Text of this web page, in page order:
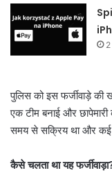
पुलिस को इस फर्जीवाड़े
एक टीम बनाई और
समय से सक्रिय था और कई
कैसे चलता था यह